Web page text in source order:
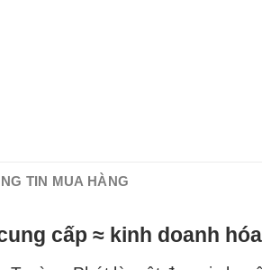
TIN MUA HÀNG
cấp ≈ kinh doanh